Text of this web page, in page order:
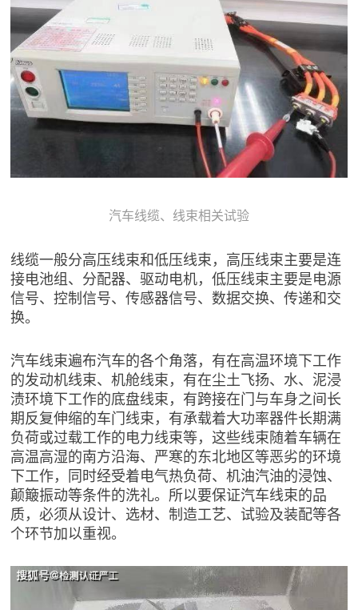
汽车线缆、线束相关试验
线缆一般分高压线束和低压线束，高压线束主要是连
接电池组、分配器、驱动电机，低压线束主要是电源
信号、控制信号、传感器信号、数据交换、传递和交
换。
汽车线束遍布汽车的各个角落，有在高温环境下工作
的发动机线束、机舱线束，有在尘土飞扬、水、泥浸
渍环境下工作的底盘线束，有跨接在门与车身之间长
期反复伸缩的车门线束，有承载着大功率器件长期满
负荷或过载工作的电力线束等，这些线束随着车辆在
高温高湿的南方沿海、严寒的东北地区等恶劣的环境
下工作，同时经受着电气热负荷、机油汽油的浸蚀、
颠簸振动等条件的洗礼。所以要保证汽车线束的品
质，必须从设计、选材、制造工艺、试验及装配等各
个环节加以重视。